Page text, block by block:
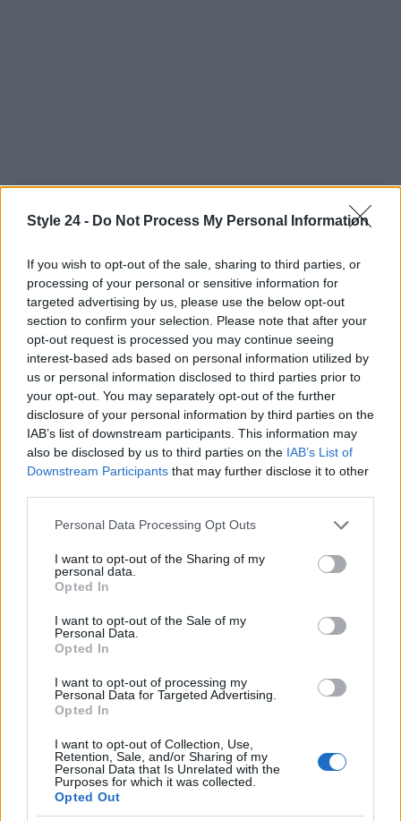
Style 24 - Do Not Process My Personal Information
If you wish to opt-out of the sale, sharing to third parties, or
processing of your personal or sensitive information for
targeted advertising by us, please use the below opt-out
section to confirm your selection. Please note that after your
opt-out request is processed you may continue seeing
interest-based ads based on personal information utilized by
us or personal information disclosed to third parties prior to
your opt-out. You may separately opt-out of the further
disclosure of your personal information by third parties on the
IAB’s list of downstream participants. This information may
also be disclosed by us to third parties on the IAB’s List of
Downstream Participants that may further disclose it to other
Please note that this website/app uses one or more Google
not limited to your visit or usage behaviour. You may click to
grant or deny consent to Google and its third-party tags to
use your data for below specified purposes in below Google
consent section.
Personal Data Processing Opt Outs
I want to opt-out of the Sharing of my
personal data.
Opted In
I want to opt-out of the Sale of my
Personal Data.
Opted In
I want to opt-out of processing my
Personal Data for Targeted Advertising.
Opted In
I want to opt-out of Collection, Use,
Retention, Sale, and/or Sharing of my
Personal Data that Is Unrelated with the
Purposes for which it was collected.
Opted Out
Staff
Continua a leggere